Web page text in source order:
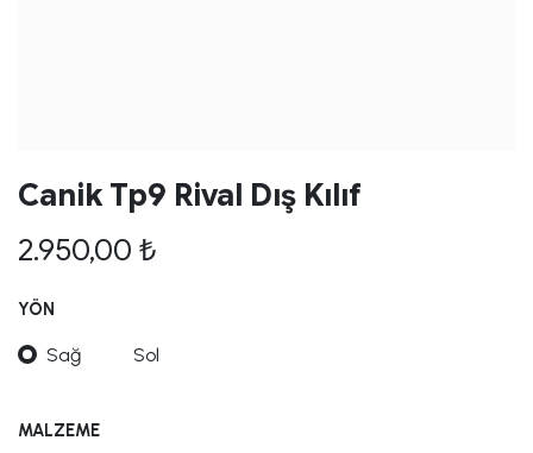
Canik Tp9 Rival Dış Kılıf
2.950,00 ₺
YÖN
Sağ Sol
MALZEME